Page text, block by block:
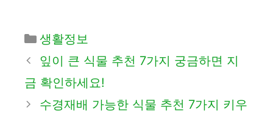
카
테
리
생활정보
잎이 큰 식물 추천 7가지 궁금하면 지
금 확인하세요!
수경재배 가능한 식물 추천 7가지 키우